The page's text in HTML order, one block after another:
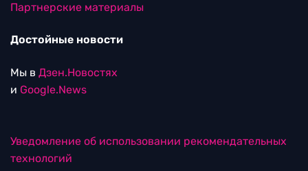
Партнерские материалы
Достойные новости
Мы в Дзен.Новостях
и Google.News
Уведомление об использовании рекомендательных
технологий